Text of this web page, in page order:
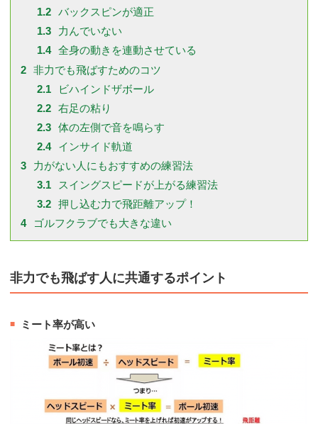
1.2
バックスピンが適正
1.3
力んでいない
1.4
全身の動きを連動させている
2 非力でも飛ばすためのコツ
2.1
ビハインドザボール
2.2
右足の粘り
2.3
体の左側で音を鳴らす
2.4
インサイド軌道
3
力がない人にもおすすめの練習法
3.1
スイングスピードが上がる練習法
3.2
押し込む力で飛距離アップ！
4
ゴルフクラブでも大きな違い
非力でも飛ばす人に共通するポイント
ミート率が高い